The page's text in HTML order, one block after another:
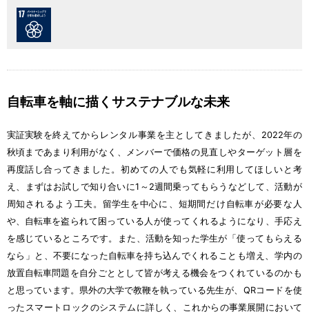
自転車を軸に描 くサステナブルな未来
実証実験を終 えてからレンタル事業を主 としてきましたが、2022年の
秋頃まであまり 利 用がなく、メンバーで価格の見直 しやターゲット 層を
再度話 し合 ってきました。 初めての 人 でも 気軽に利用 してほしいと 考
え、まずはお試しで知 り 合いに1～2週間乗ってもらうなどして、 活動が
周知 されるよう 工夫 。 留学生 を中心に、 短期間 だけ 自転車が必要な 人
や、 自転車を盗 られて 困 っている 人 が使 ってくれるようになり、 手応 え
を感 じているところです。また、 活動を知 った学生が「 使 ってもらえる
なら」と、 不要になった自転車を持ち込んでくれることも増 え、 学内の
放置自転車問題 を自分ごととして皆が考える機会をつくれているのかも
と 思 っています。 県外の大学で教鞭を執っている先生が、QRコードを使
ったスマートロックのシステムに詳しく、これからの事業展開 において